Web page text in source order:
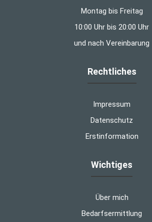
Montag bis Freitag
10:00 Uhr bis 20:00 Uhr
und nach Vereinbarung
Rechtliches
Impressum
Datenschutz
Erstinformation
Wichtiges
Über mich
Bedarfsermittlung